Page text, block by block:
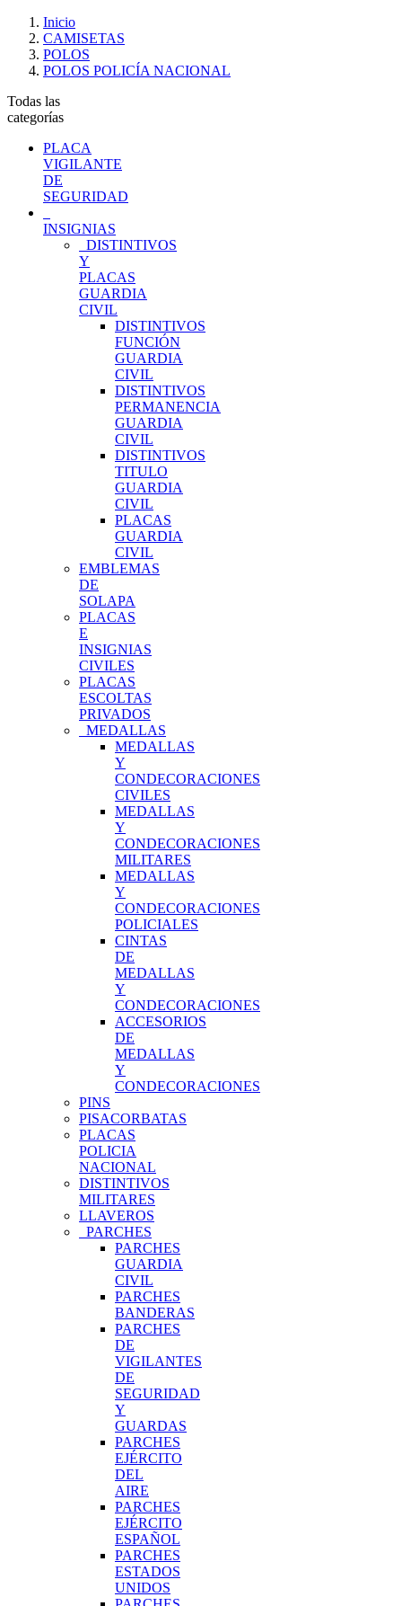
Inicio
CAMISETAS
POLOS
POLOS POLICÍA NACIONAL
Todas las
categorías
PLACA
VIGILANTE
DE
SEGURIDAD
INSIGNIAS
DISTINTIVOS
Y
PLACAS
GUARDIA
CIVIL
DISTINTIVOS
FUNCIÓN
GUARDIA
CIVIL
DISTINTIVOS
PERMANENCIA
GUARDIA
CIVIL
DISTINTIVOS
TITULO
GUARDIA
CIVIL
PLACAS
GUARDIA
CIVIL
EMBLEMAS
DE
SOLAPA
PLACAS
E
INSIGNIAS
CIVILES
PLACAS
ESCOLTAS
PRIVADOS
MEDALLAS
MEDALLAS
Y
CONDECORACIONES
CIVILES
MEDALLAS
Y
CONDECORACIONES
MILITARES
MEDALLAS
Y
CONDECORACIONES
POLICIALES
CINTAS
DE
MEDALLAS
Y
CONDECORACIONES
ACCESORIOS
DE
MEDALLAS
Y
CONDECORACIONES
PINS
PISACORBATAS
PLACAS
POLICIA
NACIONAL
DISTINTIVOS
MILITARES
LLAVEROS
PARCHES
PARCHES
GUARDIA
CIVIL
PARCHES
BANDERAS
PARCHES
DE
VIGILANTES
DE
SEGURIDAD
Y
GUARDAS
PARCHES
EJÉRCITO
DEL
AIRE
PARCHES
EJÉRCITO
ESPAÑOL
PARCHES
ESTADOS
UNIDOS